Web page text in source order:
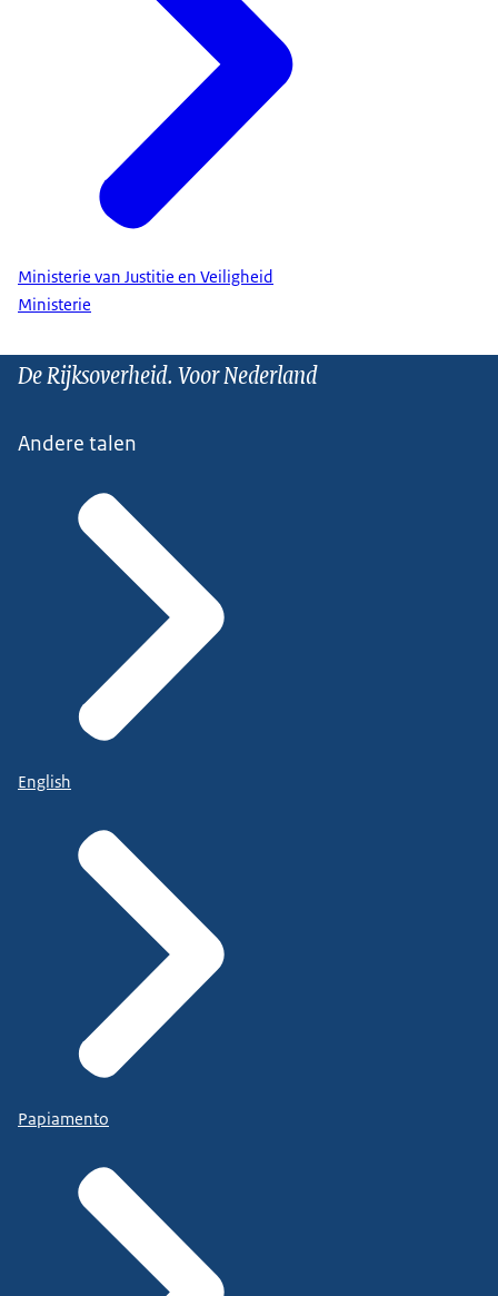
Ministerie van Justitie en Veiligheid
Ministerie
De Rijksoverheid. Voor Nederland
Andere talen
English
Papiamento